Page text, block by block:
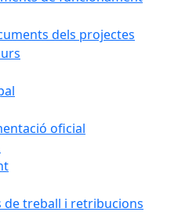
dels projectes
oficial
de treball i retribucions